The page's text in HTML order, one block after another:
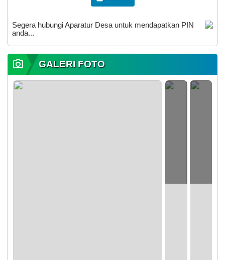
Segera hubungi Aparatur Desa untuk mendapatkan PIN
anda...
GALERI FOTO